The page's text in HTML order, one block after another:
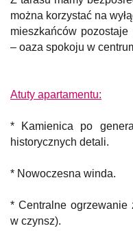
można korzystać na
mieszkańców
– oaza spokoju w
Atuty apartamentu:
* Kamienica po
historycznych detali.
* Nowoczesna winda.
* Centralne
w czynsz).